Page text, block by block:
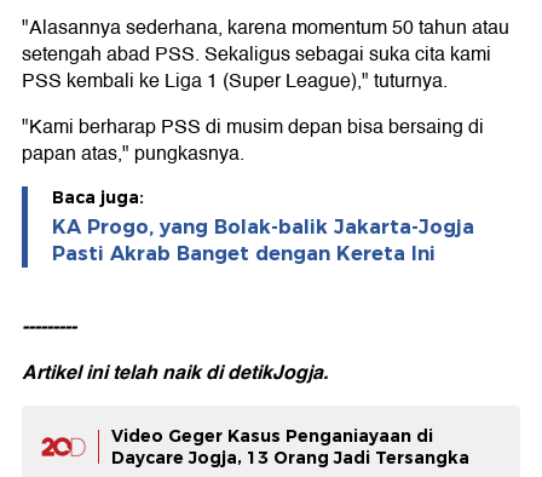
"Alasannya sederhana, karena momentum 50 tahun atau
setengah abad PSS. Sekaligus sebagai suka cita kami
PSS kembali ke Liga 1 (Super League)," tuturnya.
"Kami berharap PSS di musim depan bisa bersaing di
papan atas," pungkasnya.
Baca juga:
KA Progo, yang Bolak-balik Jakarta-Jogja
Pasti Akrab Banget dengan Kereta Ini
---------
Artikel ini telah naik didetikJogja.
Video Geger Kasus Penganiayaan di
Daycare Jogja, 13 Orang Jadi Tersangka